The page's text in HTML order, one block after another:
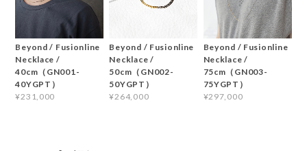
Beyond / Fusionline
Necklace /
40cm（GN001-
40YGPT）
¥231,000
Beyond / Fusionline
Necklace /
50cm（GN002-
50YGPT）
¥264,000
Beyond / Fusionline
Necklace /
75cm（GN003-
75YGPT）
¥297,000